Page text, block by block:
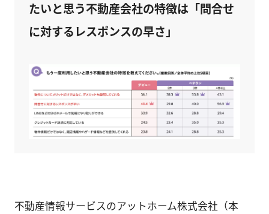
たいと思う不動産会社の特徴は「問合せ
に対するレスポンスの早さ」
不動産情報サービスのアットホーム株式会社（本